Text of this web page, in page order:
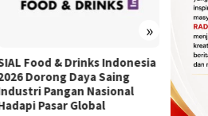
»
Kukuhkan 20 Ormas
FORMAS Perkuat
Program